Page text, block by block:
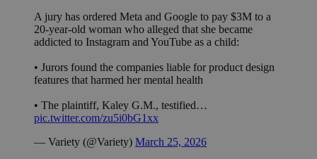
A jury has ordered Meta and Google to pay $3M to a
20-year-old woman who alleged that she became
addicted to Instagram and YouTube as a child:
• Jurors found the companies liable for product design
features that harmed her mental health
• The plaintiff, Kaley G.M., testified…
pic.twitter.com/zu5i0bG1xx
— Variety (@Variety) March 25, 2026